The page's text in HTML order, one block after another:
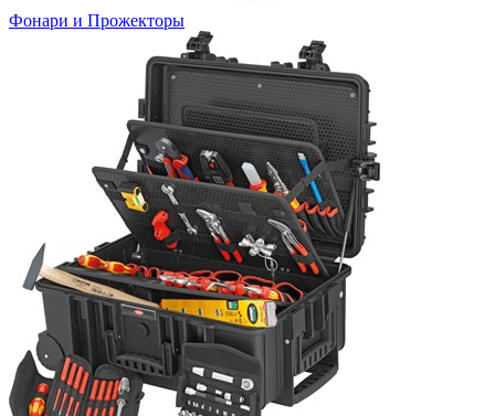
Фонари и Прожекторы